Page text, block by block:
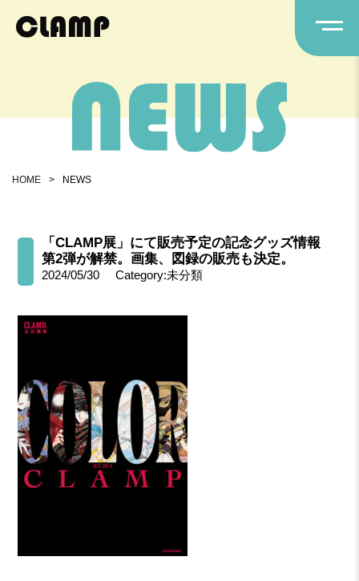
HOME > NEWS
「CLAMP展」にて販売予定の記念グッズ情報
第2弾が解禁。画集、図録の販売も決定。
2024/05/30 Category:未分類